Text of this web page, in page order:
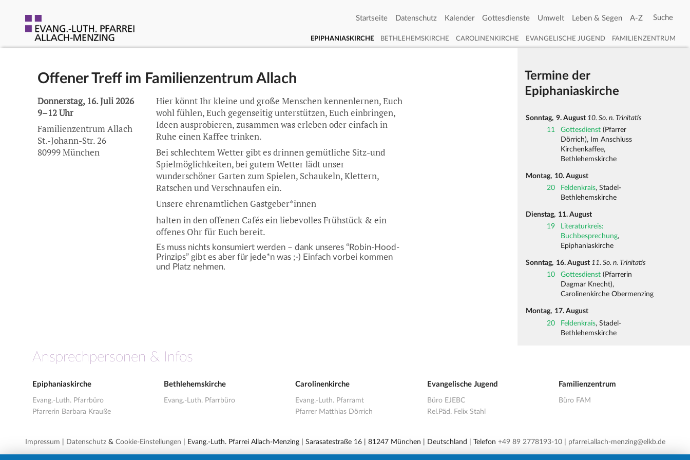
Startseite Datenschutz Kalender Gottesdienste Umwelt Leben & Segen A-Z
EPIPHANIASKIRCHE BETHLEHEMSKIRCHE CAROLINENKIRCHE EVANGELISCHE JUGEND FAMILIENZENTRUM
Offener Treff im Familienzentrum Allach
Hier könnt Ihr kleine und große Menschen kennenlernen, Euch
wohl fühlen, Euch gegenseitig unterstützen, Euch einbringen,
Ideen ausprobieren, zusammen was erleben oder einfach in
Ruhe einen Kaffee trinken.
Bei schlechtem Wetter gibt es drinnen gemütliche Sitz-und
Spielmöglichkeiten, bei gutem Wetter lädt unser
wunderschöner Garten zum Spielen, Schaukeln, Klettern,
Ratschen und Verschnaufen ein.
Unsere ehrenamtlichen Gastgeber*innen
halten in den offenen Cafés ein liebevolles Frühstück & ein
offenes Ohr für Euch bereit.
Es muss nichts konsumiert werden – dank unseres “Robin-Hood-
Prinzips” gibt es aber für jede*n was ;-) Einfach vorbei kommen
und Platz nehmen.
Donnerstag, 16. Juli 2026
9–12 Uhr
Familienzentrum Allach
St.-Johann-Str. 26
80999 München
Termine der
Epiphaniaskirche
Sonntag, 9. August 10. So. n. Trinitatis
11
Gottesdienst (Pfarrer
Dörrich), Im Anschluss
Kirchenkaffee,
Bethlehemskirche
Montag, 10. August
20
Feldenkrais, Stadel-
Bethlehemskirche
Dienstag, 11. August
19
Literaturkreis:
Buchbesprechung,
Epiphaniaskirche
Sonntag, 16. August 11. So. n. Trinitatis
10
Gottesdienst (Pfarrerin
Dagmar Knecht),
Carolinenkirche Obermenzing
Montag, 17. August
20
Feldenkrais, Stadel-
Bethlehemskirche
Ansprechpersonen & Infos
Epiphaniaskirche
Evang.-Luth. Pfarrbüro
Pfarrerin Barbara Krauße
Bethlehemskirche
Evang.-Luth. Pfarrbüro
Carolinenkirche
Evang.-Luth. Pfarramt
Pfarrer Matthias Dörrich
Evangelische Jugend
Büro EJEBC
Rel.Päd. Felix Stahl
Familienzentrum
Büro FAM
Impressum Datenschutz & Cookie-Einstellungen | Evang.-Luth. Pfarrei Allach-Menzing | Sarasatestraße 16 | 81247 München | Deutschland | Telefon +49 89 2778193-10 pfarrei.allach-menzing@elkb.de